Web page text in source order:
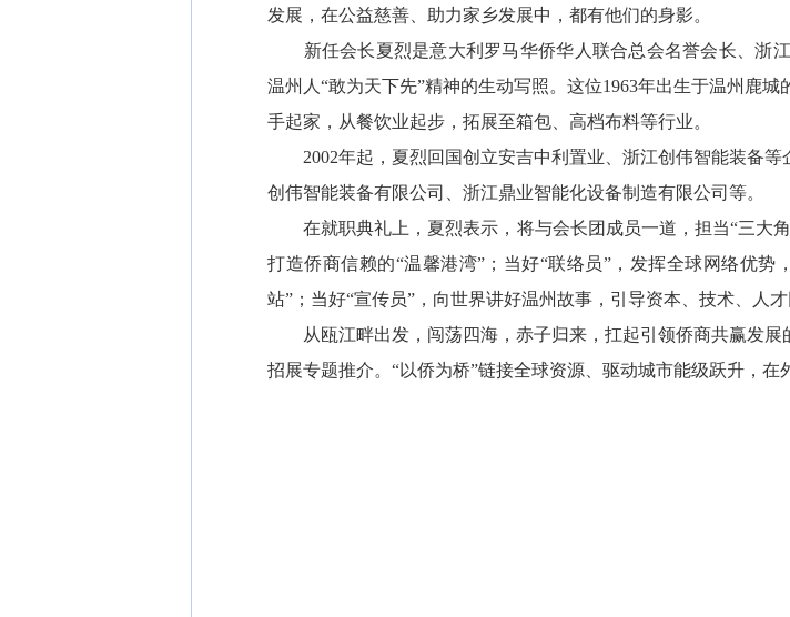
发展，在公益慈善、助力家乡发展中，都有他们的身影。
新任会长夏烈是意大利罗马华侨华人联合总会名誉会长、浙
温州人“敢为天下先”精神的生动写照。这位1963年出生于温州鹿
手起家，从餐饮业起步，拓展至箱包、高档布料等行业。
2002年起，夏烈回国创立安吉中利置业、浙江创伟智能装备等
创伟智能装备有限公司、浙江鼎业智能化设备制造有限公司等。
在就职典礼上，夏烈表示，将与会长团成员一道，担当“三大
打造侨商信赖的“温馨港湾”；当好“联络员”，发挥全球网络优
站”；当好“宣传员”，向世界讲好温州故事，引导资本、技术、人
从瓯江畔出发，闯荡四海，赤子归来，扛起引领侨商共赢发展
招展专题推介。“以侨为桥”链接全球资源、驱动城市能级跃升，在